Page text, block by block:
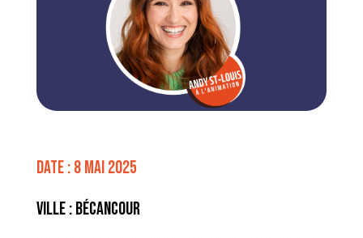
Date : 8 mai 2025
Ville : Bécancour